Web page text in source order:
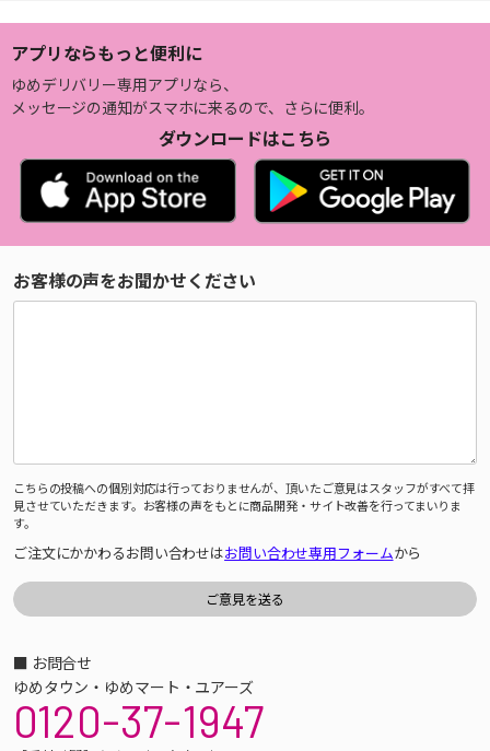
アプリならもっと便利に
ゆめデリバリー専用アプリなら、
メッセージの通知がスマホに来るので、さらに便利。
ダウンロードはこちら
お客様の声をお聞かせください
こちらの投稿への個別対応は行っておりませんが、頂いたご意見はスタッフがすべて拝
見させていただきます。お客様の声をもとに商品開発・サイト改善を行ってまいりま
す。
ご注文にかかわるお問い合わせはお問い合わせ専用フォームから
■ お問合せ
ゆめタウン・ゆめマート・ユアーズ
0120-37-1947